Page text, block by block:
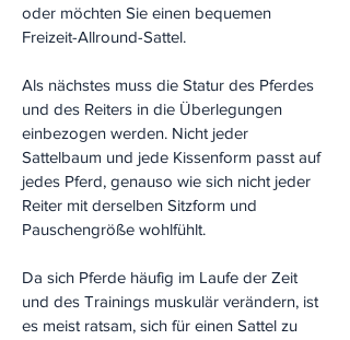
oder möchten Sie einen bequemen
Freizeit-Allround-Sattel.
Als nächstes muss die Statur des Pferdes
und des Reiters in die Überlegungen
einbezogen werden. Nicht jeder
Sattelbaum und jede Kissenform passt auf
jedes Pferd, genauso wie sich nicht jeder
Reiter mit derselben Sitzform und
Pauschengröße wohlfühlt.
Da sich Pferde häufig im Laufe der Zeit
und des Trainings muskulär verändern, ist
es meist ratsam, sich für einen Sattel zu